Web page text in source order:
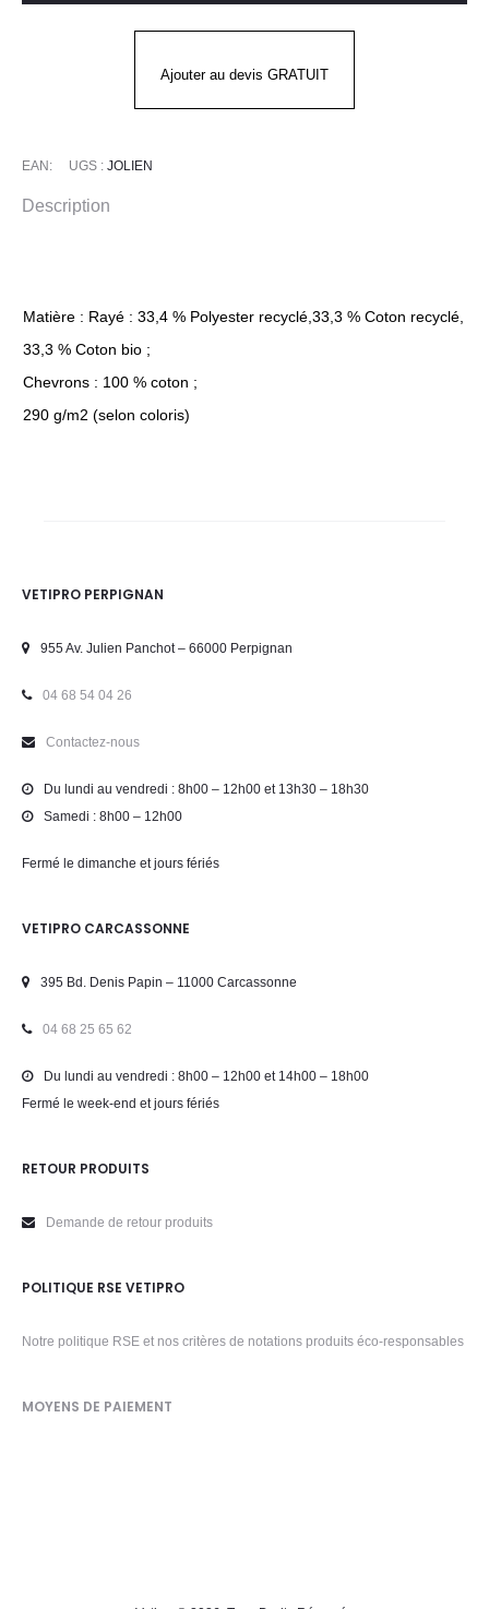
de
Ajouter au devis GRATUIT
EAN: UGS : JOLIEN
Description
Matière : Rayé : 33,4 % Polyester recyclé,33,3 % Coton recyclé,
33,3 % Coton bio ;
Chevrons : 100 % coton ;
290 g/m2 (selon coloris)
VETIPRO PERPIGNAN
955 Av. Julien Panchot – 66000 Perpignan
04 68 54 04 26
Contactez-nous
Du lundi au vendredi : 8h00 – 12h00 et 13h30 – 18h30
Samedi : 8h00 – 12h00
Fermé le dimanche et jours fériés
VETIPRO CARCASSONNE
395 Bd. Denis Papin – 11000 Carcassonne
04 68 25 65 62
Du lundi au vendredi : 8h00 – 12h00 et 14h00 – 18h00
Fermé le week-end et jours fériés
RETOUR PRODUITS
Demande de retour produits
POLITIQUE RSE VETIPRO
Notre politique RSE et nos critères de notations produits éco-responsables
MOYENS DE PAIEMENT